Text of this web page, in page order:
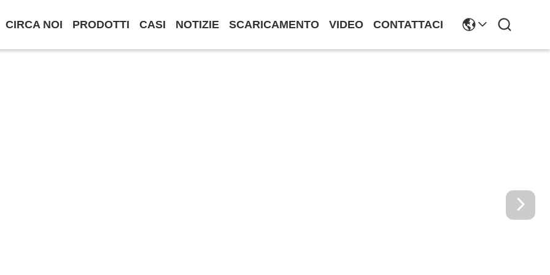
CIRCA NOI PRODOTTI CASI NOTIZIE SCARICAMENTO VIDEO CONTATTACI